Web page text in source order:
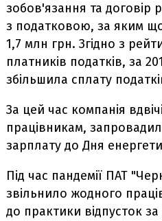
зобов'язання та договір
з податковою, за яким
1,7 млн грн. Згідно з
платників податків, за
збільшила сплату
За цей час компанія
працівникам,
зарплату до Дня
Під час пандемії ПАТ
звільнило жодного
до практики відпусток